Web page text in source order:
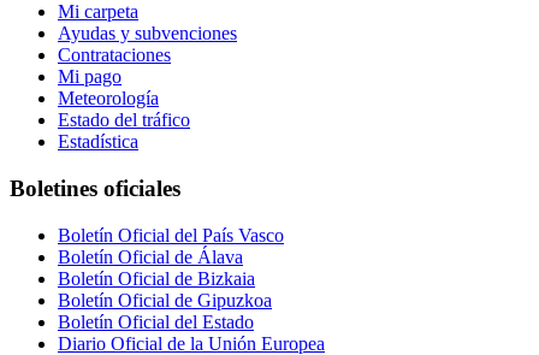
Mi carpeta
Ayudas y subvenciones
Contrataciones
Mi pago
Meteorología
Estado del tráfico
Estadística
Boletines oficiales
Boletín Oficial del País Vasco
Boletín Oficial de Álava
Boletín Oficial de Bizkaia
Boletín Oficial de Gipuzkoa
Boletín Oficial del Estado
Diario Oficial de la Unión Europea